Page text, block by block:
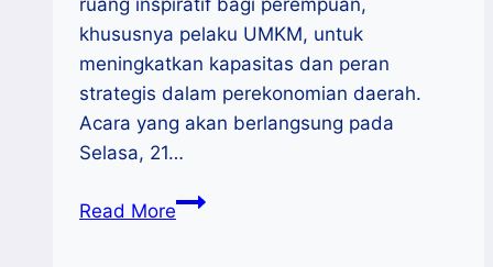
ruang inspiratif bagi perempuan,
khususnya pelaku UMKM, untuk
meningkatkan kapasitas dan peran
strategis dalam perekonomian daerah.
Acara yang akan berlangsung pada
Selasa, 21…
Read MoreABDSI